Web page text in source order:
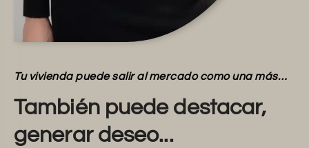
Tu vivienda puede salir al mercado como una más…
También puede destacar,
generar deseo...